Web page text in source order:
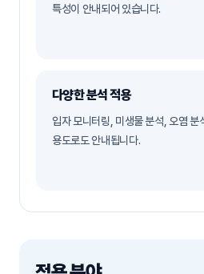
특성이 안내되어 있습니다.
다양한 분석 적용
입자 모니터링, 미생물 분석, 오염 분
용도로도 안내됩니다.